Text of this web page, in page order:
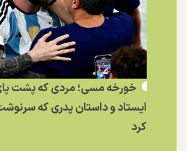
خورخه مسی؛ مردی که پشت
ایستاد و داستان پدری که
کرد